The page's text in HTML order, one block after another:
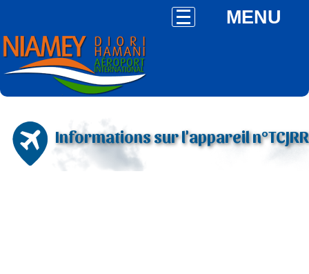
MENU
Informations sur l'appareil n°TCJRR